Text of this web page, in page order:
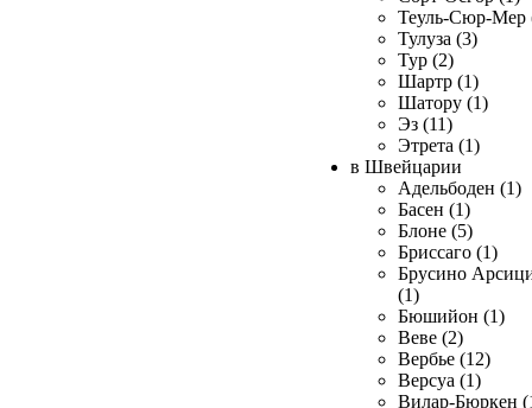
Теуль-Сюр-Мер
Тулуза (3)
Тур (2)
Шартр (1)
Шатору (1)
Эз (11)
Этрета (1)
в Швейцарии
Адельбоден (1)
Басен (1)
Блоне (5)
Бриссаго (1)
Брусино
(1)
Бюшийон (1)
Веве (2)
Вербье (12)
Версуа (1)
Вилар-Бюркен